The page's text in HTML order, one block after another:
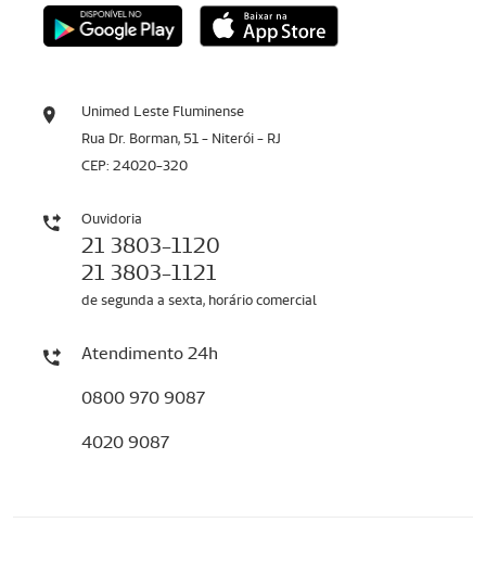
Unimed Leste Fluminense
Rua Dr. Borman, 51 - Niterói - RJ
CEP: 24020-320
Ouvidoria
21 3803-1120
21 3803-1121
de segunda a sexta, horário comercial
Atendimento 24h
0800 970 9087
4020 9087